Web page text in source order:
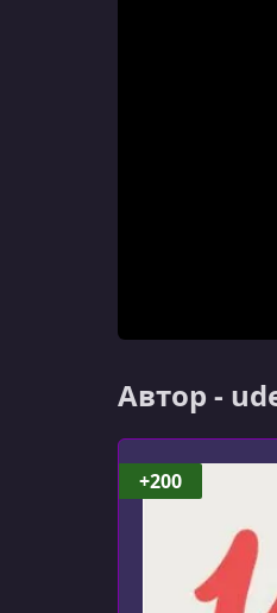
Автор -
+200